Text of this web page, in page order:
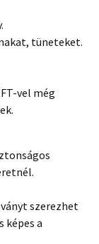
tüneteket.
vel még
szerezhet
képes a